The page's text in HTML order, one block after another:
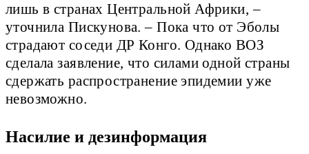
лишь в странах Центральной Африки, –
уточнила Пискунова. – Пока что от Эболы
страдают соседи ДР Конго. Однако ВОЗ
сделала заявление, что силами одной страны
сдержать распространение эпидемии уже
невозможно.
Насилие и дезинформация